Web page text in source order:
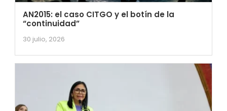
AN2015: el caso CITGO y el botín de la
“continuidad”
30 julio, 2026